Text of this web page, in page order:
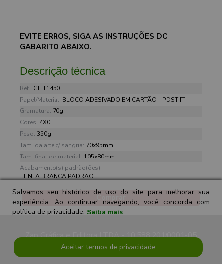
EVITE ERROS, SIGA AS INSTRUÇÕES DO
GABARITO ABAIXO.
Descrição técnica
Ref.: GIFT1450
Papel/Material: BLOCO ADESIVADO EM CARTÃO - POST IT
Gramatura: 70g
Cores: 4X0
Peso: 350g
Tam. da arte c/ sangria: 70x95mm
Tam. final do material: 105x80mm
Acabamento(s) padrão(ões):
TINTA BRANCA PADRAO
Comprar
Zap Gráfica e Editora LTDA - 10.588.201/0001-05
Salvamos seu histórico de uso do site para melhorar sua
experiência. Ao continuar navegando, você concorda com
política de privacidade. Saiba mais
Aceitar termos de privacidade